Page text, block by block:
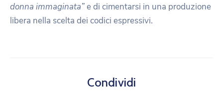
donna immaginata”e di cimentarsi in una produzione
libera nella scelta dei codici espressivi.
Condividi